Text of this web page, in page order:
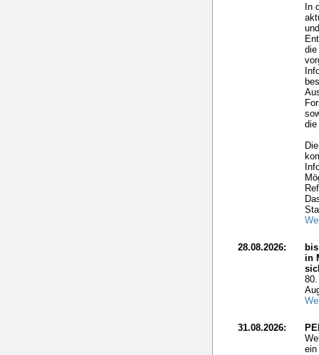
In
die
28.08.2026:
bis
in
31.08.2026: